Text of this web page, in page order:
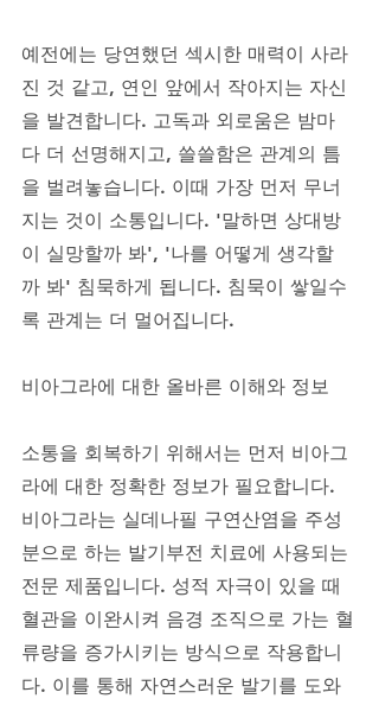
예전에는 당연했던 섹시한 매력이 사라
진 것 같고, 연인 앞에서 작아지는 자신
을 발견합니다. 고독과 외로움은 밤마
다 더 선명해지고, 쓸쓸함은 관계의 틈
을 벌려놓습니다. 이때 가장 먼저 무너
지는 것이 소통입니다. '말하면 상대방
이 실망할까 봐', '나를 어떻게 생각할
까 봐' 침묵하게 됩니다. 침묵이 쌓일수
록 관계는 더 멀어집니다.
비아그라에 대한 올바른 이해와 정보
소통을 회복하기 위해서는 먼저 비아그
라에 대한 정확한 정보가 필요합니다.
비아그라는 실데나필 구연산염을 주성
분으로 하는 발기부전 치료에 사용되는
전문 제품입니다. 성적 자극이 있을 때
혈관을 이완시켜 음경 조직으로 가는 혈
류량을 증가시키는 방식으로 작용합니
다. 이를 통해 자연스러운 발기를 도와